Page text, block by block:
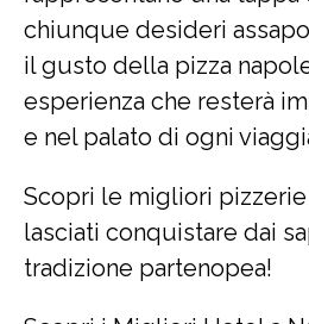
chiunque desideri
il gusto della pizza
esperienza che resterà
e nel palato di ogni
Scopri le migliori
lasciati conquistare dai
tradizione partenopea!